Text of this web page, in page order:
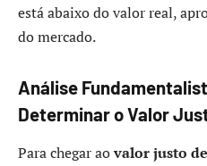
está abaixo do valor real,
do mercado.
Análise
Determinar o Valor
Para chegar aovalor justo